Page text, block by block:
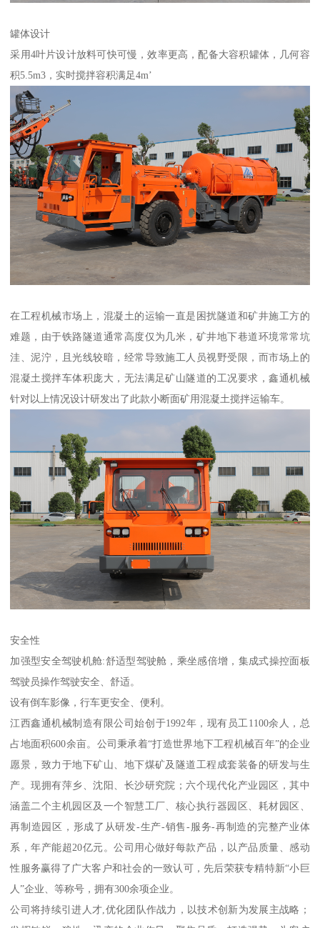
罐体设计
采用4叶片设计放料可快可慢，效率更高，配备大容积罐体，几何容
积5.5m3，实时搅拌容积满足4m’
在工程机械市场上，混凝土的运输一直是困扰隧道和矿井施工方的
难题，由于铁路隧道通常高度仅为几米，矿井地下巷道环境常常坑
洼、泥泞，且光线较暗，经常导致施工人员视野受限，而市场上的
混凝土搅拌车体积庞大，无法满足矿山隧道的工况要求，鑫通机械
针对以上情况设计研发出了此款小断面矿用混凝土搅拌运输车。
安全性
加强型安全驾驶机舱:舒适型驾驶舱，乘坐感倍增，集成式操控面板
驾驶员操作驾驶安全、舒适。
设有倒车影像，行车更安全、便利。
江西鑫通机械制造有限公司始创于1992年，现有员工1100余人，总
占地面积600余亩。公司秉承着“打造世界地下工程机械百年”的企业
愿景，致力于地下矿山、地下煤矿及隧道工程成套装备的研发与生
产。现拥有萍乡、沈阳、长沙研究院；六个现代化产业园区，其中
涵盖二个主机园区及一个智慧工厂、核心执行器园区、耗材园区、
再制造园区，形成了从研发-生产-销售-服务-再制造的完整产业体
系，年产能超20亿元。公司用心做好每款产品，以产品质量、感动
性服务赢得了广大客户和社会的一致认可，先后荣获专精特新“小巨
人”企业、等称号，拥有300余项企业。
公司将持续引进人才,优化团队作战力，以技术创新为发展主战略；